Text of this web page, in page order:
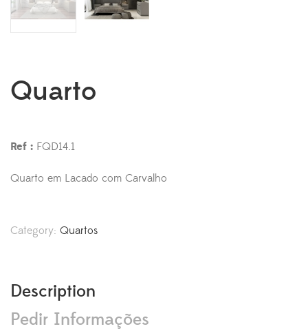
Quarto
Ref : FQD14.1
Quarto em Lacado com Carvalho
Category: Quartos
Description
Pedir Informações